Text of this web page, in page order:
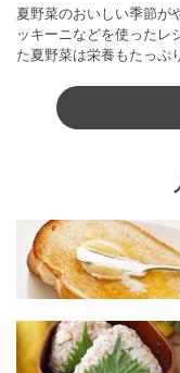
夏野菜のおいしい季節が
ッキーニなどを使ったレ
た夏野菜は栄養もたっぷ